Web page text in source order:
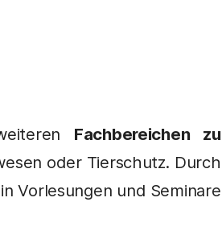
Fachbereichen zu
oder Tierschutz. Durch
Vorlesungen und Seminare